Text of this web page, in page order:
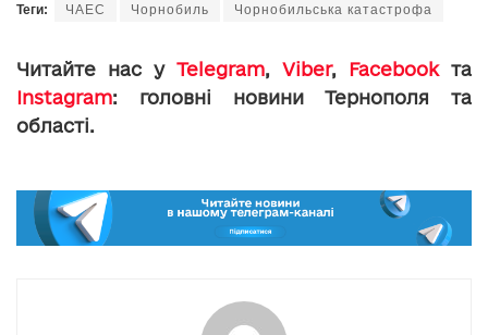
Теги: ЧАЕС Чорнобиль Чорнобильська катастрофа
Читайте нас у Telegram, Viber, Facebookта
Instagram: головні новини Тернополя та
області.